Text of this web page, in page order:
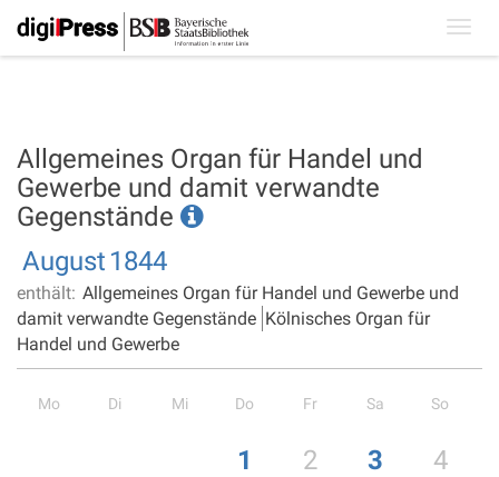
Allgemeines Organ für Handel und
Gewerbe und damit verwandte
Gegenstände
August 1844
enthält: Allgemeines Organ für Handel und Gewerbe und
damit verwandte Gegenstände Kölnisches Organ für
Handel und Gewerbe
Mo Di Mi Do Fr Sa So
1 2 3 4